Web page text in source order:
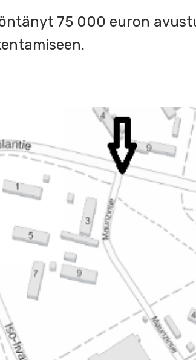
75 000 euron